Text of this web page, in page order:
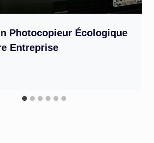
Photocopieur Écologique
Entreprise